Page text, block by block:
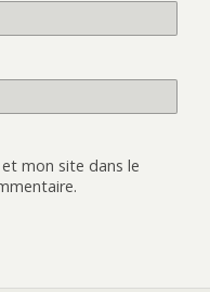
mon site dans le